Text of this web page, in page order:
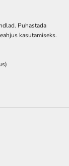
Puhastada
kasutamiseks.